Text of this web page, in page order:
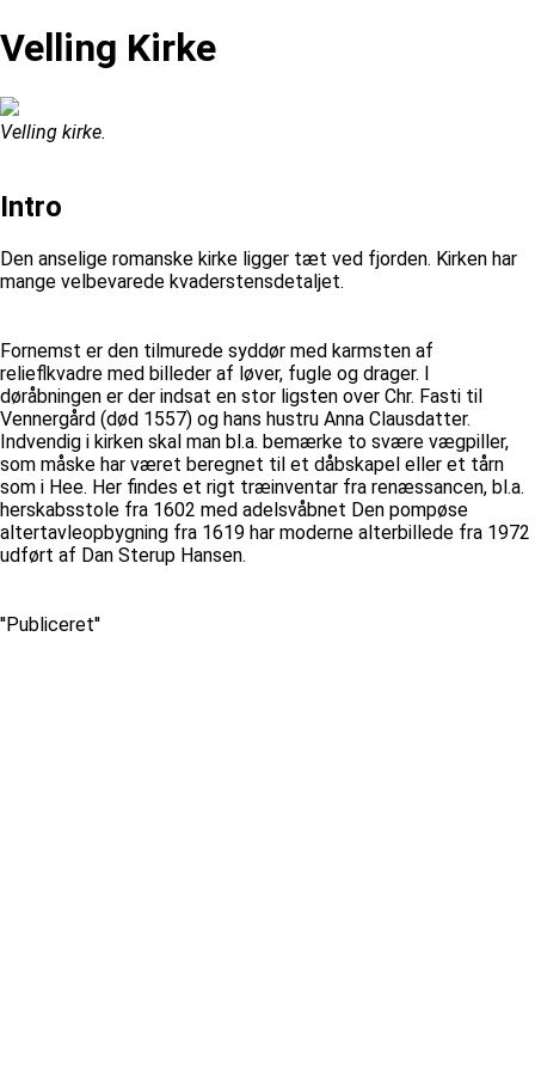
Velling Kirke
Velling kirke.
Intro
Den anselige romanske kirke ligger tæt ved fjorden. Kirken har
mange velbevarede kvaderstensdetaljet.
Fornemst er den tilmurede syddør med karmsten af
relieflkvadre med billeder af løver, fugle og drager. I
døråbningen er der indsat en stor ligsten over Chr. Fasti til
Vennergård (død 1557) og hans hustru Anna Clausdatter.
Indvendig i kirken skal man bl.a. bemærke to svære vægpiller,
som måske har været beregnet til et dåbskapel eller et tårn
som i Hee. Her findes et rigt træinventar fra renæssancen, bl.a.
herskabsstole fra 1602 med adelsvåbnet Den pompøse
altertavleopbygning fra 1619 har moderne alterbillede fra 1972
udført af Dan Sterup Hansen.
''Publiceret''